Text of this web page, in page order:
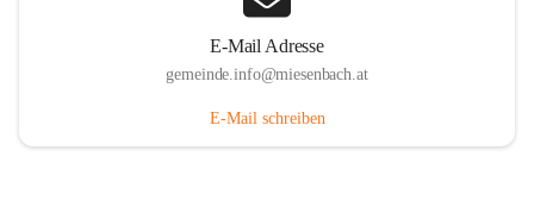
E-Mail Adresse
gemeinde.info@miesenbach.at
E-Mail schreiben